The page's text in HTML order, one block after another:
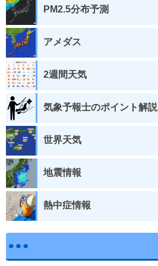
PM2.5分布予測
アメダス
2週間天気
気象予報士のポイント解説
世界天気
地震情報
熱中症情報